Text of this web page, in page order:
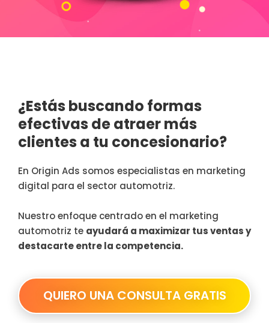
¿Estás buscando formas
efectivas de atraer más
clientes a tu concesionario?
En Origin Ads somos especialistas en marketing
digital para el sector automotriz.
Nuestro enfoque centrado en el marketing
automotriz te ayudará a maximizar tus ventas y
destacarte entre la competencia.
QUIERO UNA CONSULTA GRATIS